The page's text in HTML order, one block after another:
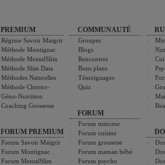
PREMIUM
Régime Savoir Maigrir
Méthode Montignac
Méthode MentalSlim
Méthode Slim Data
Méthodes Naturelles
Méthode Chrono-
Géno-Nutrition
Coaching Grossesse
FORUM PREMIUM
Forum Savoir Maigrir
Forum Montignac
Forum MentalSlim
COMMUNAUTÉ
Groupes
Blogs
Rencontres
Bons plans
Témoignages
Quiz
FORUM
Forum minceur
Forum cuisine
Forum grossesse
Forum maman bébé
Forum psycho